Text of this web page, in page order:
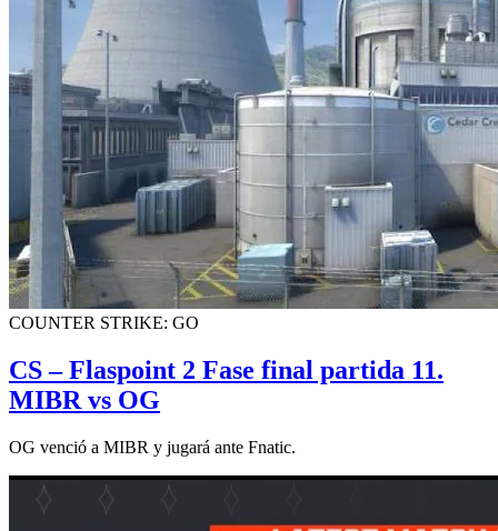
COUNTER STRIKE: GO
CS – Flaspoint 2 Fase final partida 11.
MIBR vs OG
OG venció a MIBR y jugará ante Fnatic.